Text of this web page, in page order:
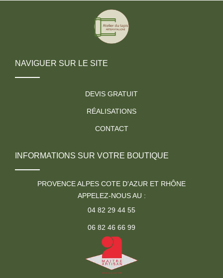
NAVIGUER SUR LE SITE
DEVIS GRATUIT
RÉALISATIONS
CONTACT
INFORMATIONS SUR VOTRE BOUTIQUE
PROVENCE ALPES COTE D'AZUR ET RHÔNE
APPELEZ-NOUS AU :
04 82 29 44 55
06 82 46 66 99